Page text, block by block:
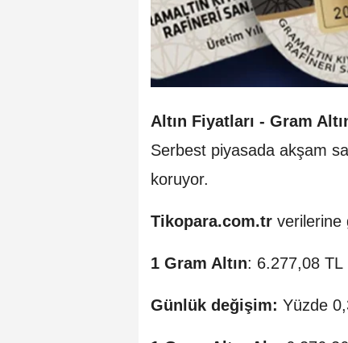
Altın Fiyatları - Gram
Serbest piyasada akşam
koruyor.
Tikopara.com.tr verilerine
1 Gram Altın: 6.277,08 TL
Günlük değişim: Yüzde